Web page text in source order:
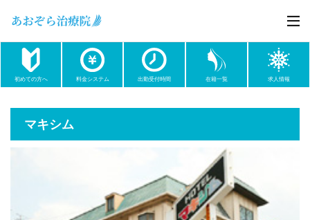
初めての方へ 料金システム 出勤受付時間 在籍一覧 求人情報
マキシム